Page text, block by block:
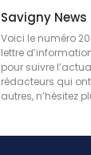
Savigny News
Voici le numéro
lettre
pour suivre
rédacteurs qui
autres, n’hésitez